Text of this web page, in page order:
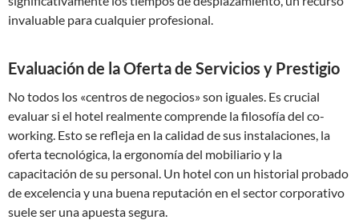
invaluable para cualquier profesional.
Evaluación de la Oferta de Servicios y Prestigio
No todos los «centros de negocios» son iguales. Es crucial
evaluar si el hotel realmente comprende la filosofía del co-
working. Esto se refleja en la calidad de sus instalaciones, la
oferta tecnológica, la ergonomía del mobiliario y la
capacitación de su personal. Un hotel con un historial probado
de excelencia y una buena reputación en el sector corporativo
suele ser una apuesta segura.